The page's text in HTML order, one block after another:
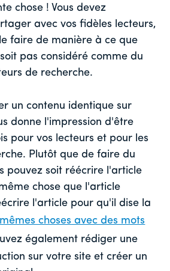
chose ! Vous devez
avec vos fidèles lecteurs,
faire de manière à ce que
pas considéré comme du
de recherche.
un contenu identique sur
donne l'impression d'être
pour vos lecteurs et pour les
Plutôt que de faire du
pouvez soit réécrire l'article
chose que l'article
l'article pour qu'il dise la
choses avec des mots
également rédiger une
sur votre site et créer un